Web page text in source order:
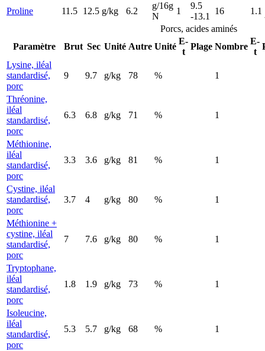
Proline
11.5 12.5 g/kg 6.2
g/16g
N
1
9.5
-13.1
16 1.1
Porcs, acides aminés
Paramètre
Brut Sec Unité Autre Unité
E-
t
Plage Nombre
E-
t
Lysine, iléal
standardisé,
porc
9 9.7 g/kg 78 % 1
Thréonine,
iléal
standardisé,
porc
6.3 6.8 g/kg 71 % 1
Méthionine,
iléal
standardisé,
porc
3.3 3.6 g/kg 81 % 1
Cystine, iléal
standardisé,
porc
3.7 4 g/kg 80 % 1
Méthionine +
cystine, iléal
standardisé,
porc
7 7.6 g/kg 80 % 1
Tryptophane,
iléal
standardisé,
porc
1.8 1.9 g/kg 73 % 1
Isoleucine,
iléal
standardisé,
porc
5.3 5.7 g/kg 68 % 1